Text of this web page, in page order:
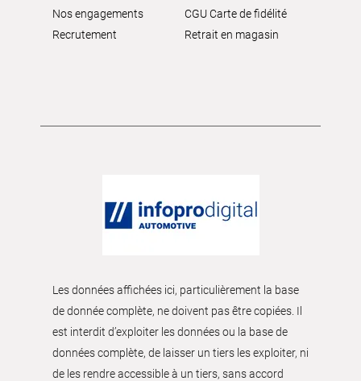
Nos engagements
Recrutement
CGU Carte de fidélité
Retrait en magasin
Les données affichées ici, particulièrement la base
de donnée complète, ne doivent pas être copiées. Il
est interdit d’exploiter les données ou la base de
données complète, de laisser un tiers les exploiter, ni
de les rendre accessible à un tiers, sans accord